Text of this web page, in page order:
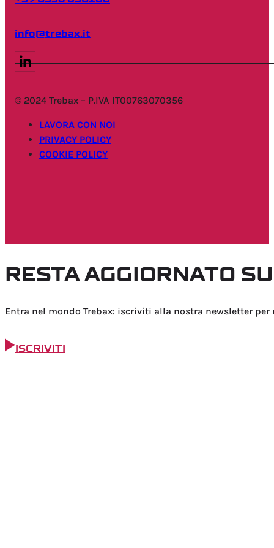
info@trebax.it
© 2024 Trebax – P.IVA IT00763070356
LAVORA CON NOI
PRIVACY POLICY
COOKIE POLICY
RESTA AGGIORNATO
Entra nel mondo Trebax: iscriviti alla nostra newsletter
ISCRIVITI